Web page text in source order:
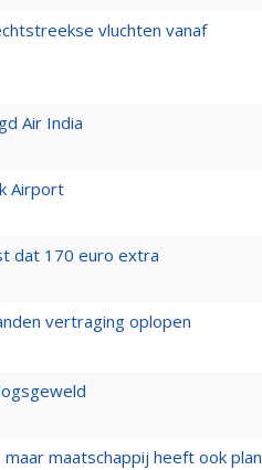
vluchten vanaf
Air India
Airport
dat 170 euro extra
vertraging oplopen
maatschappij heeft ook plan